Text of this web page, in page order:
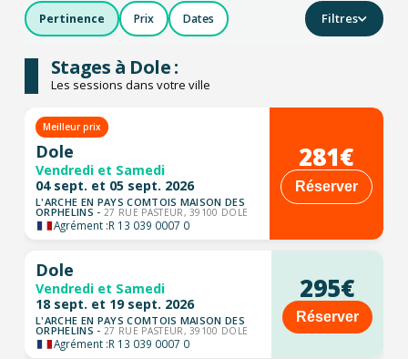
Pertinence Prix Dates Filtres
Stages à Dole :
Les sessions dans votre ville
Meilleur prix
Dole
Vendredi et Samedi
04 sept. et 05 sept. 2026
L'ARCHE EN PAYS COMTOIS MAISON DES
ORPHELINS - 27 RUE PASTEUR, 39100 DOLE
Agrément :R 13 039 0007 0
281€
Réserver
Dole
Vendredi et Samedi
18 sept. et 19 sept. 2026
L'ARCHE EN PAYS COMTOIS MAISON DES
ORPHELINS - 27 RUE PASTEUR, 39100 DOLE
Agrément :R 13 039 0007 0
295€
Réserver